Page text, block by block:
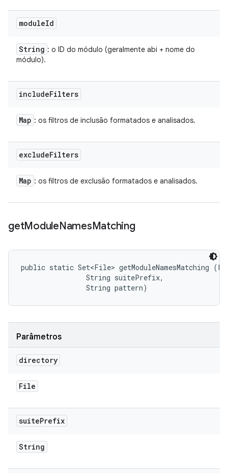
moduleId
String : o ID do módulo (geralmente abi + nome do
módulo).
includeFilters
Map : os filtros de inclusão formatados e analisados.
excludeFilters
Map : os filtros de exclusão formatados e analisados.
getModuleNamesMatching
public static Set<File> getModuleNamesMatching
                String suitePrefix,
                String pattern)
Parâmetros
directory
File
suitePrefix
String